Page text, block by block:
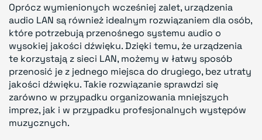
Oprócz wymienionych wcześniej zalet, urządzenia
audio LAN są również idealnym rozwiązaniem dla osób,
które potrzebują przenośnego systemu audio o
wysokiej jakości dźwięku. Dzięki temu, że urządzenia
te korzystają z sieci LAN, możemy w łatwy sposób
przenosić je z jednego miejsca do drugiego, bez utraty
jakości dźwięku. Takie rozwiązanie sprawdzi się
zarówno w przypadku organizowania mniejszych
imprez, jak i w przypadku profesjonalnych występów
muzycznych.